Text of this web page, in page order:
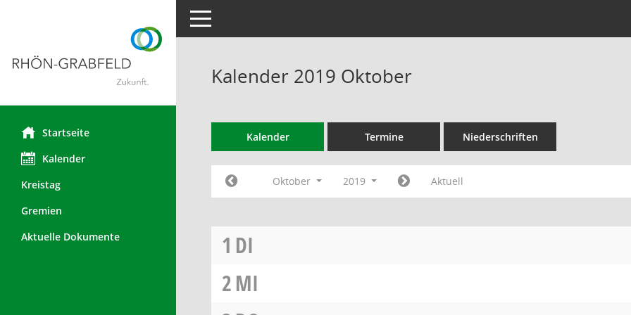
Startseite
Kalender
Kreistag
Gremien
Aktuelle Dokumente
Toggle navigation
Kalender 2019 Oktober
Kalender Termine Niederschriften
Oktober 2019 Aktuell
1 DI
2MI